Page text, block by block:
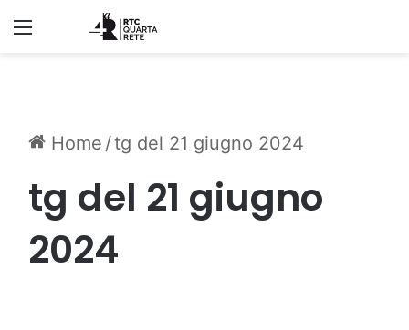
Home /tg del 21 giugno 2024
tg del 21 giugno
2024